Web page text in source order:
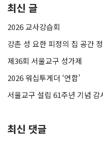
최신 글
2026 교사강습회
강촌 성 요한 피정의 집 공간
제36회 서울교구 성가제
2026 워십투게더 ‘연합’
서울교구 설립 61주년 기념 감
최신 댓글